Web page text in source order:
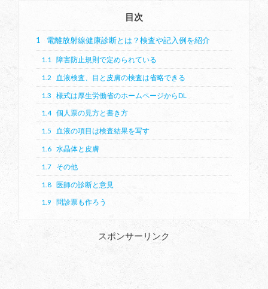
目次
1 電離放射線健康診断とは？検査や記入例を紹介
1.1
障害防止規則で定められている
1.2
血液検査、目と皮膚の検査は省略できる
1.3 様式は厚生労働省のホームページからDL
1.4 個人票の見方と書き方
1.5
血液の項目は検査結果を写す
1.6 水晶体と皮膚
1.7
その他
1.8 医師の診断と意見
1.9 問診票も作ろう
スポンサーリンク